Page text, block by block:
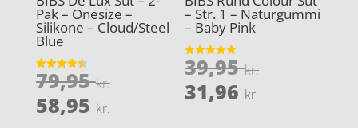
Pak – Onesize –
Silikone – Cloud/Steel
Blue
Vurderet
4.4
79,95kr.Den
oprindelige
pris
58,95 kr.
– Str. 1 – Naturgummi
– Baby Pink
Vurderet
5
39,95kr.Den
31,96 kr.